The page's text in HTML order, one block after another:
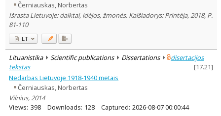
Černiauskas, Norbertas
Išrasta Lietuvoje: daiktai, idėjos, žmonės. Kaišiadorys: Printėja, 2018, P.
81-110
LT
Lituanistika Scientific publications Dissertations
disertacijos
tekstas
[17.21]
Nedarbas Lietuvoje 1918-1940 metais
Černiauskas, Norbertas
Vilnius, 2014
Views: 398 Downloads: 128 Captured: 2026-08-07 00:00:44